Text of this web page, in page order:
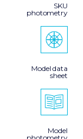
SKU
photometry
Model data
sheet
Model